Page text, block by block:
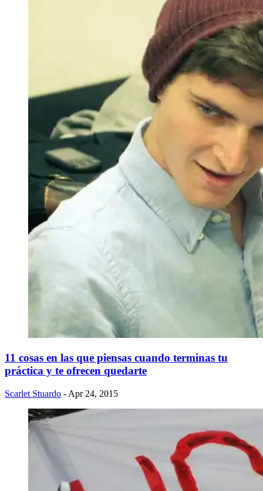
11 cosas en las que piensas cuando terminas tu
práctica y te ofrecen quedarte
Scarlet Stuardo - Apr 24, 2015